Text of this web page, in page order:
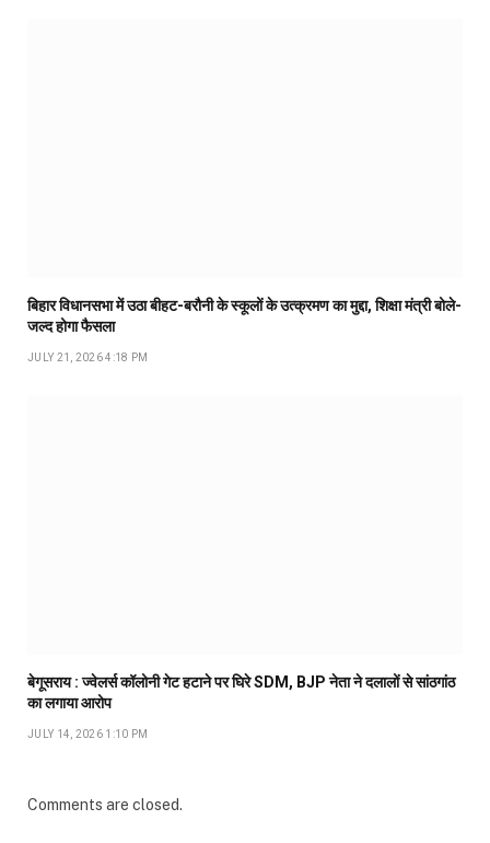
बिहार विधानसभा में उठा बीहट-बरौनी के स्कूलों के उत्क्रमण का मुद्दा, शिक्षा मंत्री बोले-
जल्द होगा फैसला
JULY 21, 2026 4:18 PM
बेगूसराय : ज्वेलर्स कॉलोनी गेट हटाने पर घिरे SDM, BJP नेता ने दलालों से सांठगांठ
का लगाया आरोप
JULY 14, 2026 1:10 PM
Comments are closed.